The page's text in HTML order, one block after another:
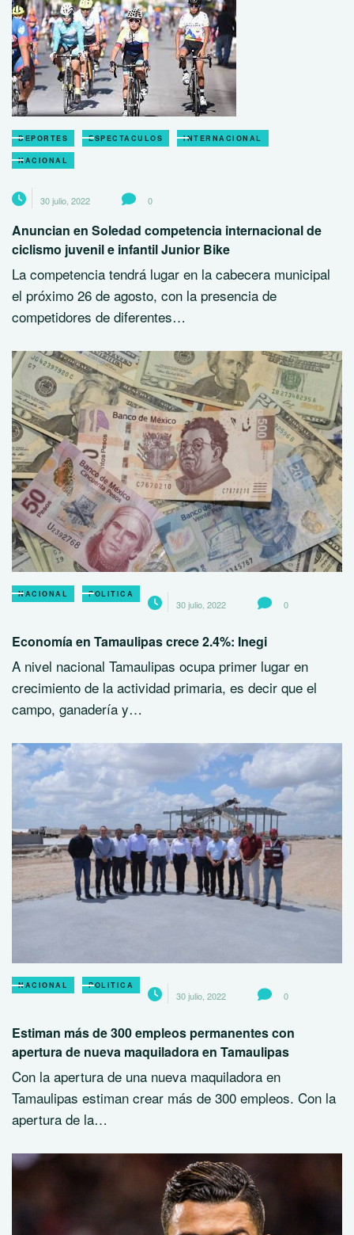
DEPORTES ESPECTACULOS INTERNACIONAL
NACIONAL
30 julio, 2022 0
Anuncian en Soledad competencia internacional de
ciclismo juvenil e infantil Junior Bike
La competencia tendrá lugar en la cabecera municipal
el próximo 26 de agosto, con la presencia de
competidores de diferentes…
NACIONAL POLITICA
30 julio, 2022 0
Economía en Tamaulipas crece 2.4%: Inegi
A nivel nacional Tamaulipas ocupa primer lugar en
crecimiento de la actividad primaria, es decir que el
campo, ganadería y…
NACIONAL POLITICA
30 julio, 2022 0
Estiman más de 300 empleos permanentes con
apertura de nueva maquiladora en Tamaulipas
Con la apertura de una nueva maquiladora en
Tamaulipas estiman crear más de 300 empleos. Con la
apertura de la…